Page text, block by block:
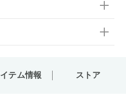
テム情報 ストア